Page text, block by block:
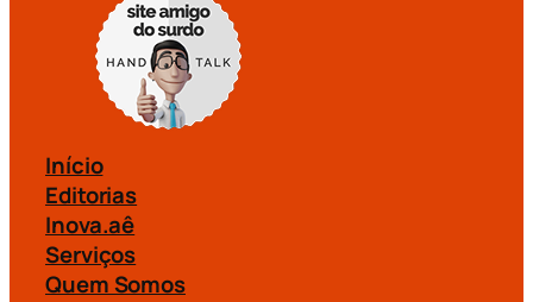
Início
Editorias
Inova.aê
Serviços
Quem Somos